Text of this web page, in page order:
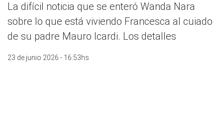
La difícil noticia que se enteró Wanda Nara
sobre lo que está viviendo Francesca al cuiado
de su padre Mauro Icardi. Los detalles
23 de junio 2026 - 16:53hs